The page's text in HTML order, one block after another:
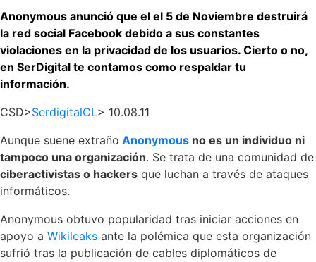
Anonymous anunció que el el 5 de Noviembre destruirá
la red social Facebook debido a sus constantes
violaciones en la privacidad de los usuarios. Cierto o no,
en SerDigital te contamos como respaldar tu
información.
CSD>SerdigitalCL> 10.08.11
Aunque suene extraño Anonymous no es un individuo ni
tampoco una organización. Se trata de una comunidad de
ciberactivistas o hackers que luchan a través de ataques
informáticos.
Anonymous obtuvo popularidad tras iniciar acciones en
apoyo a Wikileaks ante la polémica que esta organización
sufrió tras la publicación de cables diplomáticos de